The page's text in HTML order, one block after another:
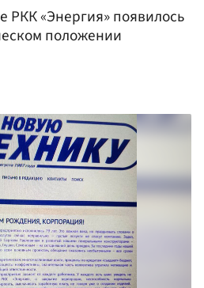
РКК «Энергия» появилось
положении